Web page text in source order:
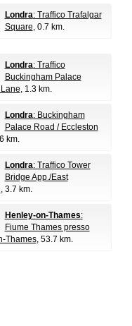
Londra: Traffico Trafalgar
Square, 0.7 km.
Londra: Traffico
Buckingham Palace
, 1.3 km.
Londra: Buckingham
Palace Road / Eccleston
km.
Londra: Traffico Tower
Bridge App./East
, 3.7 km.
Henley-on-Thames:
Fiume Thames presso
Thames, 53.7 km.